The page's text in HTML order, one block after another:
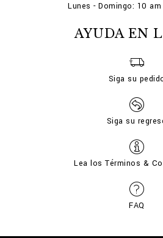
Lunes - Domingo: 10 am
AYUDA EN
Siga su
Siga su
Lea los Términos &
FAQ